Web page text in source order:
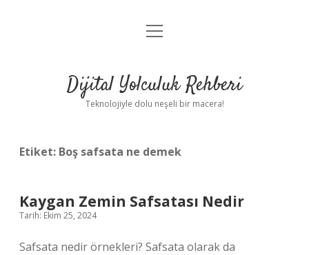
Anasayfa
Yasal Uyarı
menüyü
Dijital Yolculuk Rehberi
Teknolojiyle dolu neşeli bir macera!
Etiket: Boş safsata ne demek
Kaygan Zemin Safsatası Nedir
Tarih: Ekim 25, 2024
Safsata nedir örnekleri? Safsata olarak da